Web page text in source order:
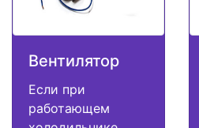
Вентилятор
Если при
работающем